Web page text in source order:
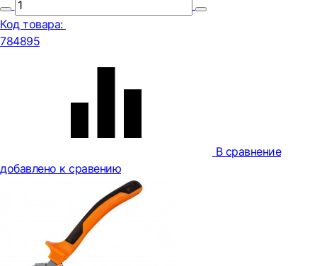
Код товара:
784895
В сравнение
добавлено к сравению